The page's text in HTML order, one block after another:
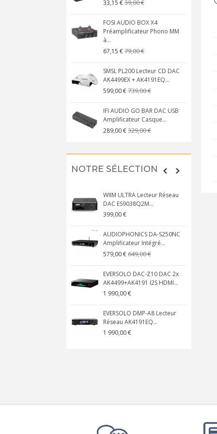
33,15 €39,00 €
FOSI AUDIO BOX X4
Préamplificateur Phono MM
à...
67,15 €79,00 €
SMSL PL200 Lecteur CD DAC
AK4499EX + AK4191EQ...
599,00 €739,00 €
IFI AUDIO GO BAR DAC USB
Amplificateur Casque...
289,00 €329,00 €
NOTRE SÉLECTION
WIIM ULTRA Lecteur Réseau
DAC ES9038Q2M...
399,00 €
AUDIOPHONICS DA-S250NC
Amplificateur Intégré...
579,00 €649,00 €
EVERSOLO DAC-Z10 DAC 2x
AK4499+AK4191 I2S HDMI...
1 990,00 €
EVERSOLO DMP-A8 Lecteur
Réseau AK4191EQ...
1 990,00 €